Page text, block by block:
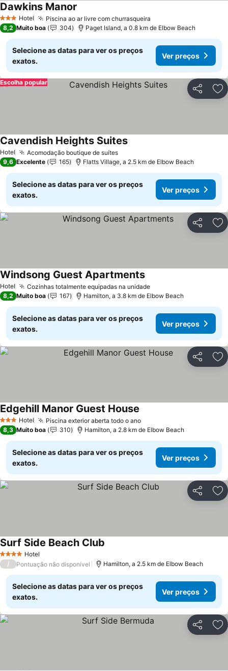
3 EstrelasHotel Piscina ao ar livre com churrasqueira
Dawkins Manor
8,2 Muito boa 304 Paget Island, a 0.8 km de Elbow Beach
Selecione as datas para ver os preços
exatos.
Ver preços
Partilhar
Escolha popular
Hotel Acomodação boutique de suítes
Cavendish Heights Suites
9,6 Excelente 165 Flatts Village, a 2.5 km de Elbow Beach
Selecione as datas para ver os preços
exatos.
Ver preços
Partilhar
Hotel Cozinhas totalmente equipadas na unidade
Windsong Guest Apartments
8,2 Muito boa 167 Hamilton, a 3.8 km de Elbow Beach
Selecione as datas para ver os preços
exatos.
Ver preços
Partilhar
3 EstrelasHotel Piscina exterior aberta todo o ano
Edgehill Manor Guest House
8,3 Muito boa 310 Hamilton, a 2.8 km de Elbow Beach
Selecione as datas para ver os preços
exatos.
Ver preços
Partilhar
4 EstrelasHotel
Surf Side Beach Club
/ Pontuação não disponível Hamilton, a 2.5 km de Elbow Beach
Selecione as datas para ver os preços
exatos.
Ver preços
Partilhar